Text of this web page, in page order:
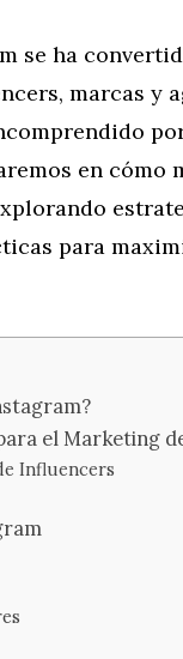
se ha
marcas y
en cómo
para
el Marketing
Influencers